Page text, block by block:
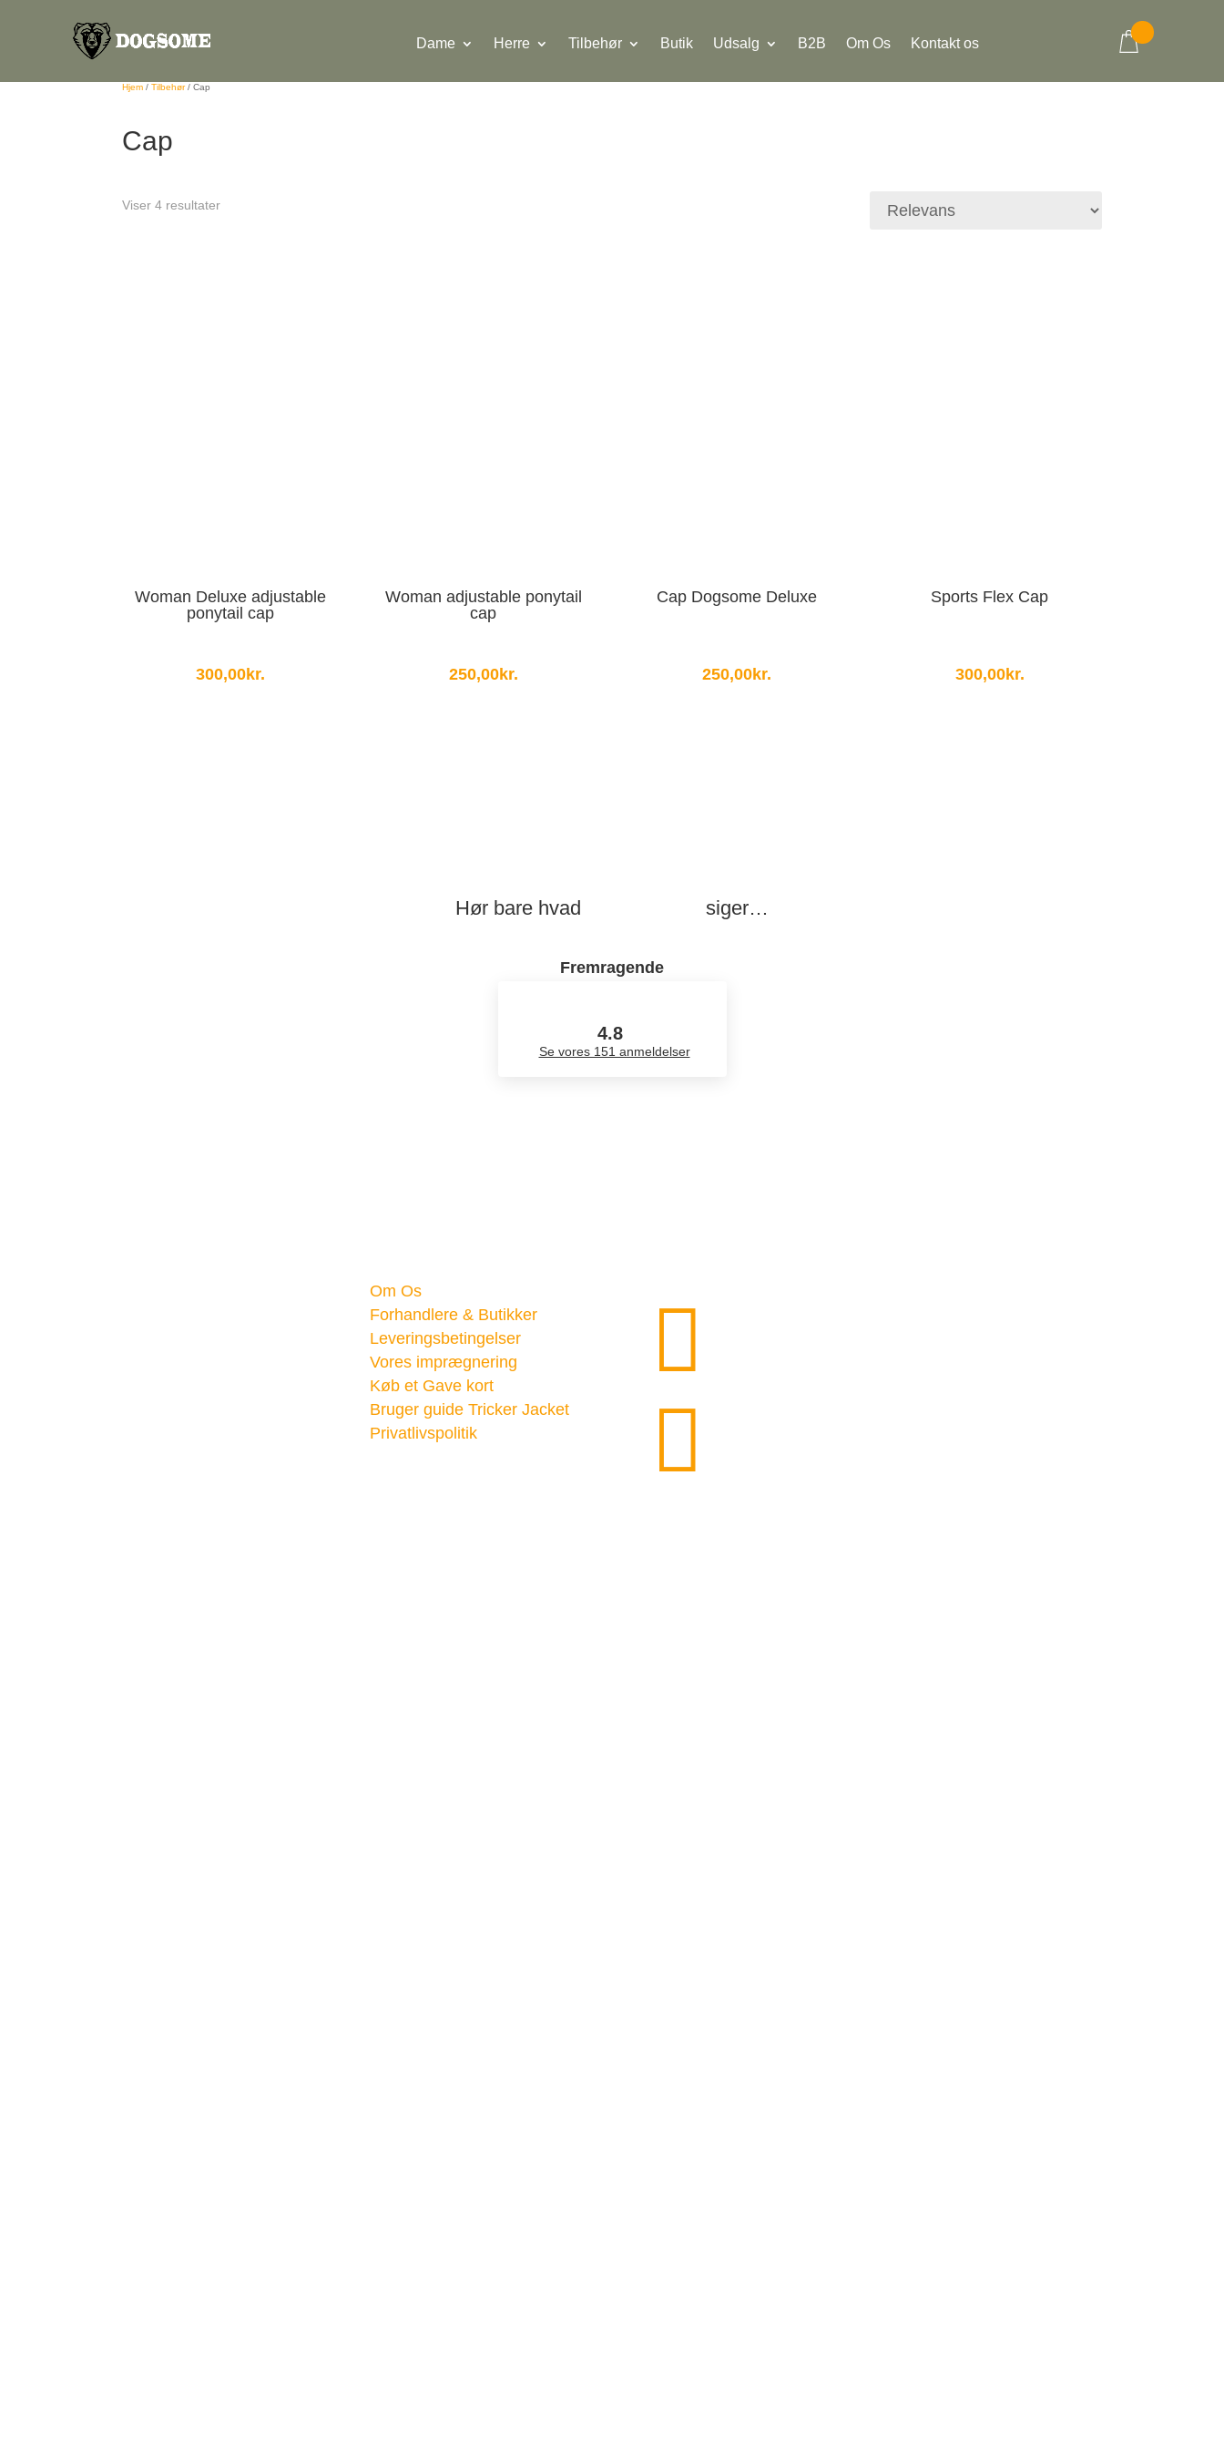
Dame Herre Tilbehør Butik Udsalg B2B Om Os Kontakt os
Hjem /Tilbehør/Cap
Cap
Viser 4 resultater
Woman Deluxe adjustable
ponytail cap
300,00kr.
Woman adjustable ponytail
cap
250,00kr.
Cap Dogsome Deluxe
250,00kr.
Sports Flex Cap
300,00kr.
Hør bare hvad siger…
Fremragende
4.8
Se vores 151 anmeldelser
Om Os
Forhandlere & Butikker
Leveringsbetingelser
Vores imprægnering
Køb et Gave kort
Bruger guide Tricker Jacket
Privatlivspolitik

